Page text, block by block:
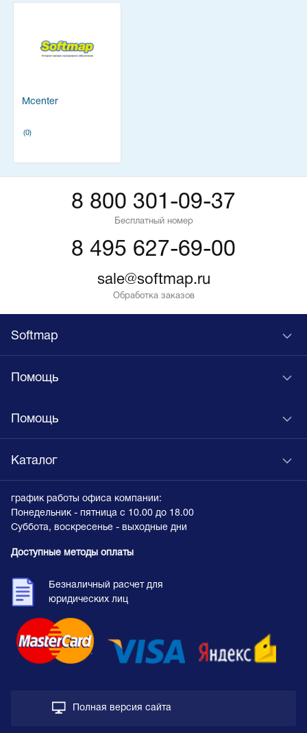
Mcenter
(0)
8 800 301-09-37
Бесплатный номер
8 495 627-69-00
sale@softmap.ru
Обработка заказов
Softmap
Помощь
Помощь
Каталог
график работы офиса компании:
Понедельник - пятница с 10.00 до 18.00
Суббота, воскресенье - выходные дни
Доступные методы оплаты
Безналичный расчет для
юридических лиц
Полная версия сайта